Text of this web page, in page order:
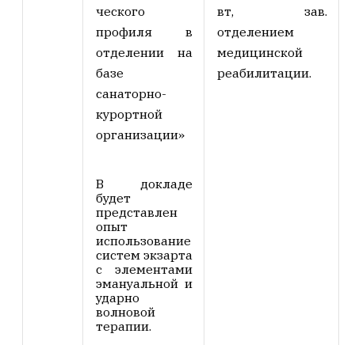
ческого
профиля в
отделении на
базе
санаторно-
курортной
организации»
В докладе
будет
представлен
опыт
использование
систем экзарта
с элементами
эмануальной и
ударно
волновой
терапии.
вт, зав.
отделением
медицинской
реабилитации.